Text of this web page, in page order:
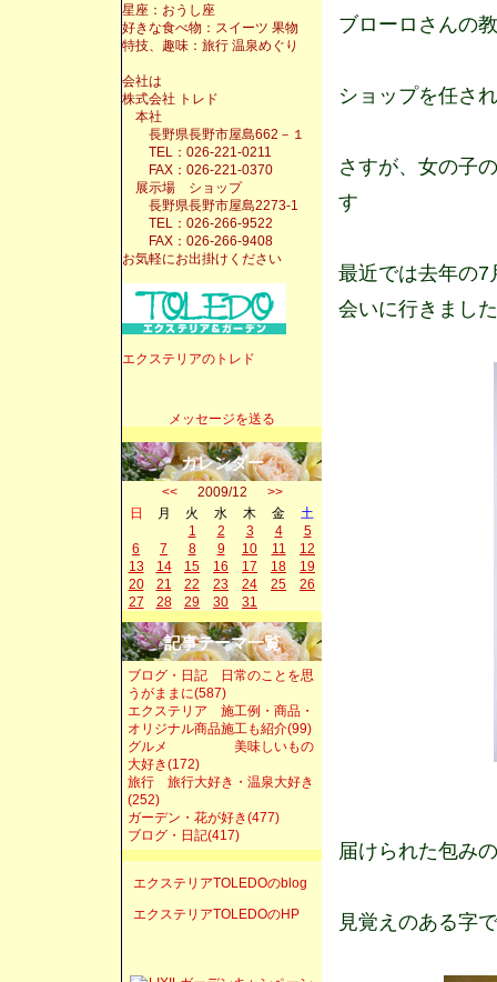
ブローロさんの
ショップを任さ
さすが、女の子
す
最近では去年の7
会いに行きまし
届けられた包み
見覚えのある字
星座：おうし座
好きな食べ物：スイーツ 果物
特技、趣味：旅行 温泉めぐり
会社は
株式会社 トレド
本社
長野県長野市屋島662－１
TEL：026-221-0211
FAX：026-221-0370
展示場 ショップ
長野県長野市屋島2273-1
TEL：026-266-9522
FAX：026-266-9408
お気軽にお出掛けください
エクステリアのトレド
メッセージを送る
カレンダー
<<2009/12 >>
日
月 火 水 木 金
土
1
2 3 4
5
6
7 8 9 10 11
12
13
14 15 16 17 18
19
20
21 22 23 24 25
26
27
28 29 30 31
記事テーマ一覧
ブログ・日記 日常のことを思
うがままに(587)
エクステリア 施工例・商品・
オリジナル商品施工も紹介(99)
グルメ 美味しいもの
大好き(172)
旅行 旅行大好き・温泉大好き
(252)
ガーデン・花が好き(477)
ブログ・日記(417)
エクステリアTOLEDOのblog
エクステリアTOLEDOのHP